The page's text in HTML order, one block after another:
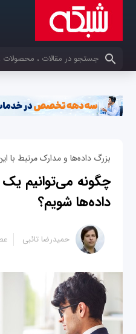
کلمات کلیدی خود را وارد کنید
بزرگ داده‌ها و مدارک مرتبط با
چگونه می‌توانیم
داده‌ها شویم؟
حمیدرضا تائبی